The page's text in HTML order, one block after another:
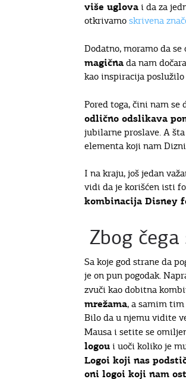
više uglova i da za
otkrivamo skrivena
Dodatno, moramo da se
magična da nam
kao inspiracija
Pored toga, čini nam se
odlično odslikava
jubilarne proslave. A
elementa koji nam
I na kraju, još jedan
vidi da je korišćen isti
kombinacija Disney
Zbog čega
Sa koje god strane da
je on pun pogodak.
zvuči kao dobitna
mrežama, a samim
Bilo da u njemu vidite
Mausa i setite se
logou i uoči koliko je
Logoi koji nas
oni logoi koji nam